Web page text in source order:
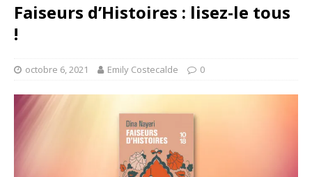
Faiseurs d’Histoires : lisez-le tous
!
octobre 6, 2021 Emily Costecalde 0